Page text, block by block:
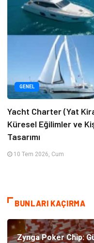
GENEL
Yacht Charter (Yat
Küresel Eğilimler ve
Tasarımı
10 Tem 2026, Cum
BUNLARI KAÇIRMA
Zynga Poker Chip: